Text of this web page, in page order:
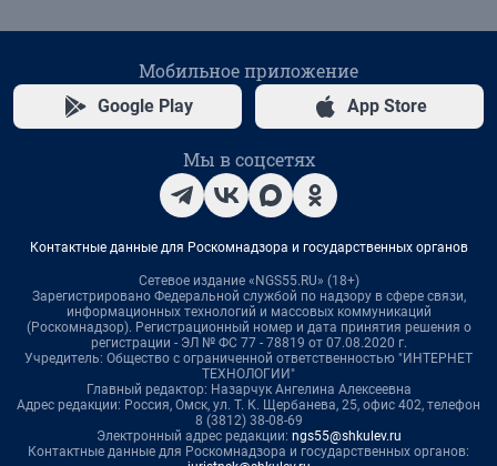
Мобильное приложение
Google Play App Store
Мы в соцсетях
Контактные данные для Роскомнадзора и государственных органов
Сетевое издание «NGS55.RU» (18+)
Зарегистрировано Федеральной службой по надзору в сфере связи,
информационных технологий и массовых коммуникаций
(Роскомнадзор). Регистрационный номер и дата принятия решения о
регистрации - ЭЛ № ФС 77 - 78819 от 07.08.2020 г.
Учредитель: Общество с ограниченной ответственностью "ИНТЕРНЕТ
ТЕХНОЛОГИИ"
Главный редактор: Назарчук Ангелина Алексеевна
Адрес редакции: Россия, Омск, ул. Т. К. Щербанева, 25, офис 402, телефон
8 (3812) 38-08-69
Электронный адрес редакции: ngs55@shkulev.ru
Контактные данные для Роскомнадзора и государственных органов: